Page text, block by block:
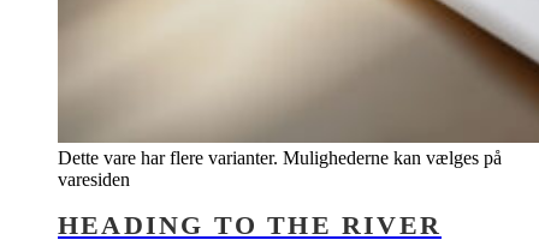
Dette vare har flere varianter. Mulighederne kan vælges på
varesiden
HEADING TO THE RIVER